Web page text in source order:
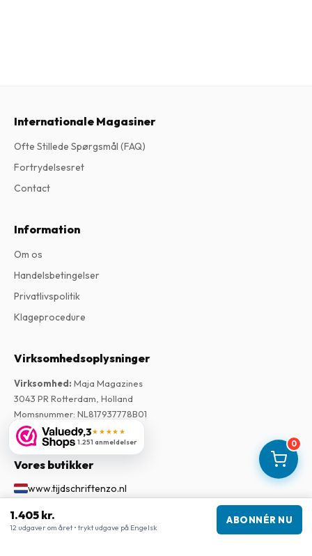
0
1.405 kr.
12 udgaver om året • trykt udgave på Engelsk
ABONNÉR NU
9,3★★★★★
1.251 anmeldelser
Internationale Magasiner
Ofte Stillede Spørgsmål (FAQ)
Fortrydelsesret
Contact
Information
Om os
Handelsbetingelser
Privatlivspolitik
Klageprocedure
Virksomhedsoplysninger
Virksomhed: Maja Magazines
3043 PR Rotterdam, Holland
Momsnummer: NL817937778B01
Handelskammer: 27300515
Vores butikker
www.tijdschriftenzo.nl
www.magazinesenanglais.fr